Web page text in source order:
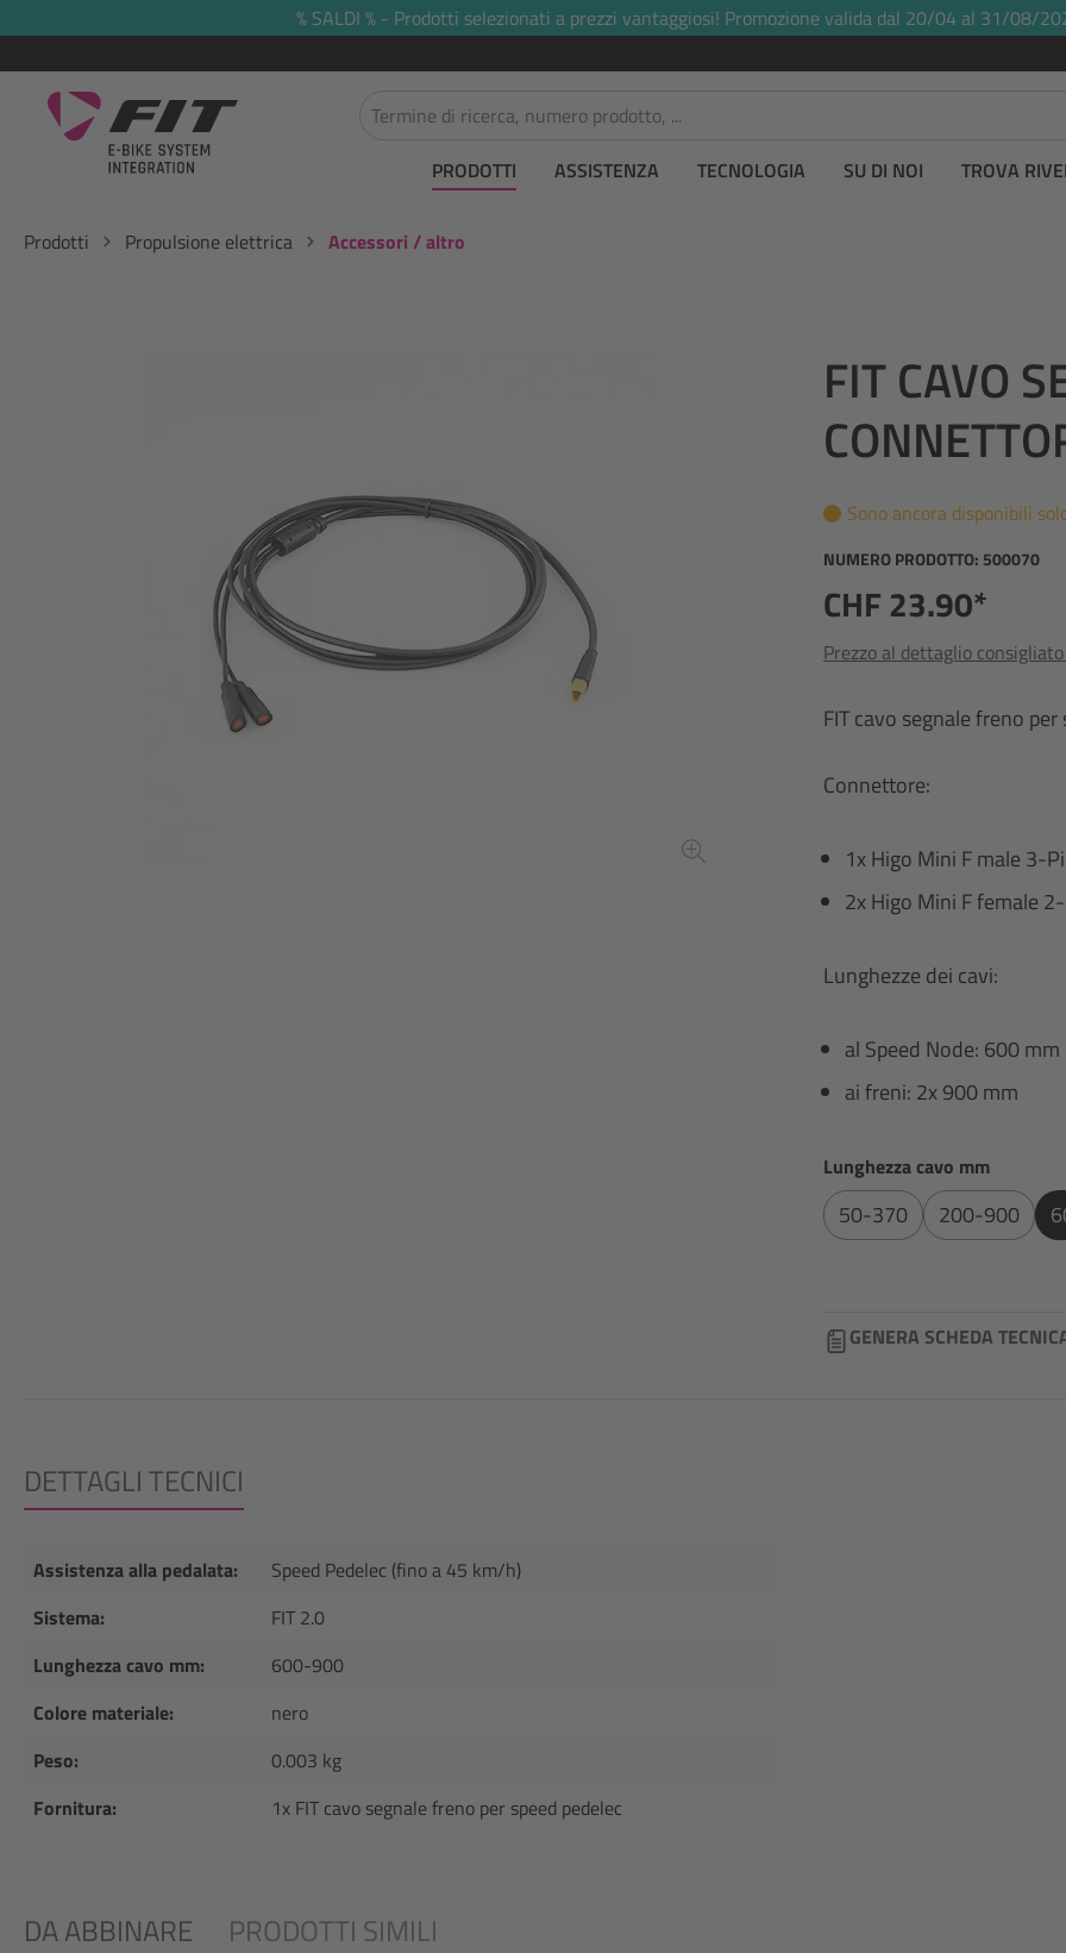
Passa alla navigazione principale% SALDI % - Prodotti selezionati a prezzi vantaggiosi! Promozione valida dal 20/04 al 31/08/
PRODOTTI ASSISTENZA TECNOLOGIA SU DI NOI TROVA
Prodotti Propulsione elettrica Accessori / altro
FIT CAVO
Sono ancora disponibili
NUMERO PRODOTTO: 500070
CHF 23.90*
Prezzo al dettaglio
FIT cavo segnale freno
Connettore:
1x Higo Mini F male 3-
2x Higo Mini F female
Lunghezze dei cavi:
al Speed Node: 600 mm
ai freni: 2x 900 mm
Seleziona
Lunghezza cavo mm
50-370 200-900
GENERA SCHEDA
DETTAGLI TECNICI
Assistenza alla pedalata:
Speed Pedelec (fino a 45 km/h)
Sistema:
FIT 2.0
Lunghezza cavo mm:
600-900
Colore materiale:
nero
Peso:
0.003 kg
Fornitura:
1x FIT cavo segnale freno per speed pedelec
DA ABBINARE PRODOTTI SIMILI